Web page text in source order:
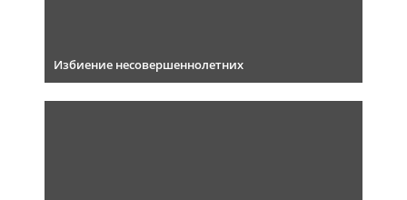
Избиение несовершеннолетних